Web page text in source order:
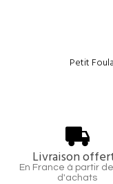
Petit
Livraison
En France à partir
d'achats